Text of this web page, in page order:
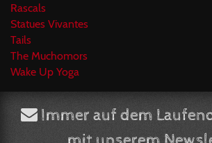
Rascals
Statues Vivantes
Tails
The Muchomors
Wake Up Yoga
Immer auf dem